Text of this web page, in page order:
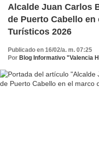
Alcalde Juan Carlos
de Puerto Cabello
Turísticos 2026
Publicado en 16/02/a. m. 07:25
Por Blog Informativo "Valencia